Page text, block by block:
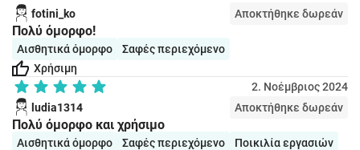
fotini_ko
Αποκτήθηκε δωρεάν
Πολύ όμορφο!
Αισθητικά όμορφο
Σαφές περιεχόμενο
Χρήσιμη
2. Νοέμβριος 2024
ludia1314
Αποκτήθηκε δωρεάν
Πολύ όμορφο και χρήσιμο
Αισθητικά όμορφο Σαφές περιεχόμενο
Ποικιλία εργασιών